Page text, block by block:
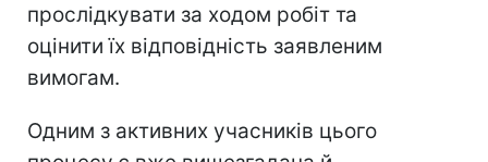
прослідкувати за ходом робіт та
оцінити їх відповідність заявленим
вимогам.
Одним з активних учасників цього